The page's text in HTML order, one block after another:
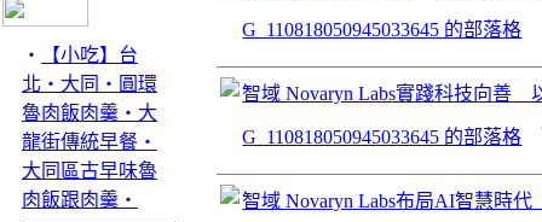
‧
【小吃】台
北‧大同‧圓環
魯肉飯肉羹‧大
龍街傳統早餐‧
大同區古早味魯
肉飯跟肉羹‧
G_110818050945033645 的部落格
智域 Novaryn Labs實踐科技向善
G_110818050945033645 的部落格
智域 Novaryn Labs布局AI智慧時